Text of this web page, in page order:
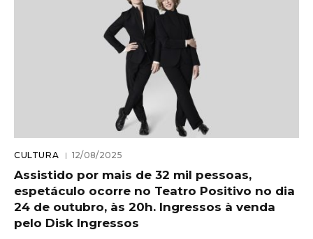
CULTURA 12/08/2025
Assistido por mais de 32 mil pessoas,
espetáculo ocorre no Teatro Positivo no dia
24 de outubro, às 20h. Ingressos à venda
pelo Disk Ingressos